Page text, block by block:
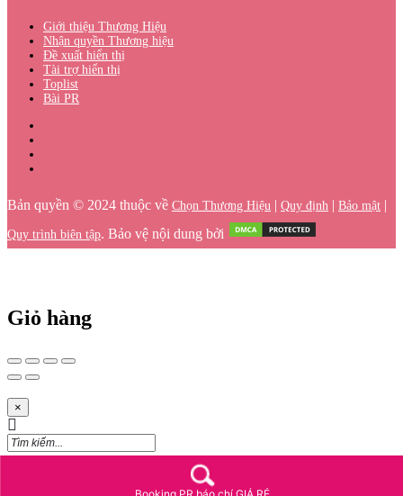
Giới thiệu Thương Hiệu
Nhận quyền Thương hiệu
Đề xuất hiển thị
Tài trợ hiển thị
Toplist
Bài PR
Bản quyền © 2024 thuộc về Chọn Thương Hiệu | Quy định | Bảo mật |
Quy trình biên tập. Bảo vệ nội dung bởi
Giỏ hàng
×
Booking PR báo chí GIÁ RẺ